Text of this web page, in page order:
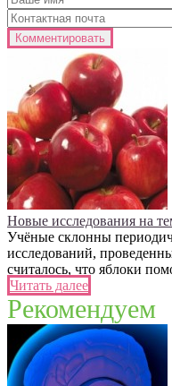
Новые исследования на
Учёные склонны
исследований,
считалось, что яблоки
Читать далее
Рекомендуем